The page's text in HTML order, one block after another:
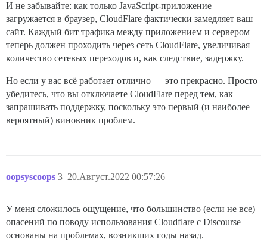
И не забывайте: как только JavaScript-приложение
загружается в браузер, CloudFlare фактически замедляет ваш
сайт. Каждый бит трафика между приложением и сервером
теперь должен проходить через сеть CloudFlare, увеличивая
количество сетевых переходов и, как следствие, задержку.
Но если у вас всё работает отлично — это прекрасно. Просто
убедитесь, что вы отключаете CloudFlare перед тем, как
запрашивать поддержку, поскольку это первый (и наиболее
вероятный) виновник проблем.
oopsyscoops 20.Август.2022 00:57:26
3
У меня сложилось ощущение, что большинство (если не все)
опасений по поводу использования Cloudflare с Discourse
основаны на проблемах, возникших годы назад.